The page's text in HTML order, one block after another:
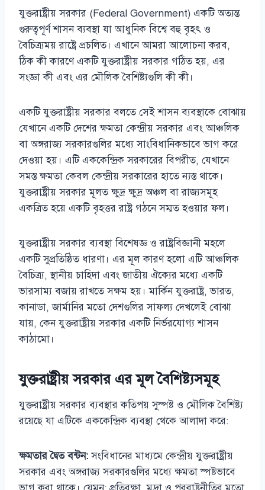
যুক্তরাষ্ট্রীয় সরকার (Federal Government) একটি অত্যন্ত
গুরুত্বপূর্ণ শাসন ব্যবস্থা যা আধুনিক বিশ্বে বহু বৃহৎ ও
বৈচিত্র্যময় রাষ্ট্রে প্রচলিত। এখানে আমরা আলোচনা করব,
ঠিক কী কারণে একটি যুক্তরাষ্ট্রীয় সরকার গঠিত হয়, এর
সংজ্ঞা কী এবং এর মৌলিক বৈশিষ্ট্যগুলি কী কী।
একটি যুক্তরাষ্ট্রীয় সরকার বলতে সেই শাসন ব্যবস্থাকে বোঝায়
যেখানে একটি দেশের ক্ষমতা কেন্দ্রীয় সরকার এবং আঞ্চলিক
বা অঙ্গরাজ্য সরকারগুলির মধ্যে সাংবিধানিকভাবে ভাগ করে
দেওয়া হয়। এটি এককেন্দ্রিক সরকারের বিপরীত, যেখানে
সমস্ত ক্ষমতা কেবল কেন্দ্রীয় সরকারের হাতে ন্যস্ত থাকে।
যুক্তরাষ্ট্রীয় সরকার মূলত ক্ষুদ্র ক্ষুদ্র অঞ্চল বা রাজ্যসমূহ
একত্রিত হয়ে একটি বৃহত্তর রাষ্ট্র গঠনে সম্মত হওয়ার ফল।
যুক্তরাষ্ট্রীয় সরকার ব্যবস্থা বিশেষজ্ঞ ও রাষ্ট্রবিজ্ঞানী মহলে
একটি সুপ্রতিষ্ঠিত ধারণা। এর মূল কারণ হলো এটি আঞ্চলিক
বৈচিত্র্য, স্থানীয় চাহিদা এবং জাতীয় ঐক্যের মধ্যে একটি
ভারসাম্য বজায় রাখতে সক্ষম হয়। মার্কিন যুক্তরাষ্ট্র, ভারত,
কানাডা, জার্মানির মতো দেশগুলির সাফল্য দেখলেই বোঝা
যায়, কেন যুক্তরাষ্ট্রীয় সরকার একটি নির্ভরযোগ্য শাসন
কাঠামো।
যুক্তরাষ্ট্রীয় সরকার এর মূল বৈশিষ্ট্যসমূহ
যুক্তরাষ্ট্রীয় সরকার ব্যবস্থার কতিপয় সুস্পষ্ট ও মৌলিক বৈশিষ্ট্য
রয়েছে যা এটিকে এককেন্দ্রিক ব্যবস্থা থেকে আলাদা করে:
ক্ষমতার দ্বৈত বন্টন:সংবিধানের মাধ্যমে কেন্দ্রীয় যুক্তরাষ্ট্রীয়
সরকার এবং অঙ্গরাজ্য সরকারগুলির মধ্যে ক্ষমতা স্পষ্টভাবে